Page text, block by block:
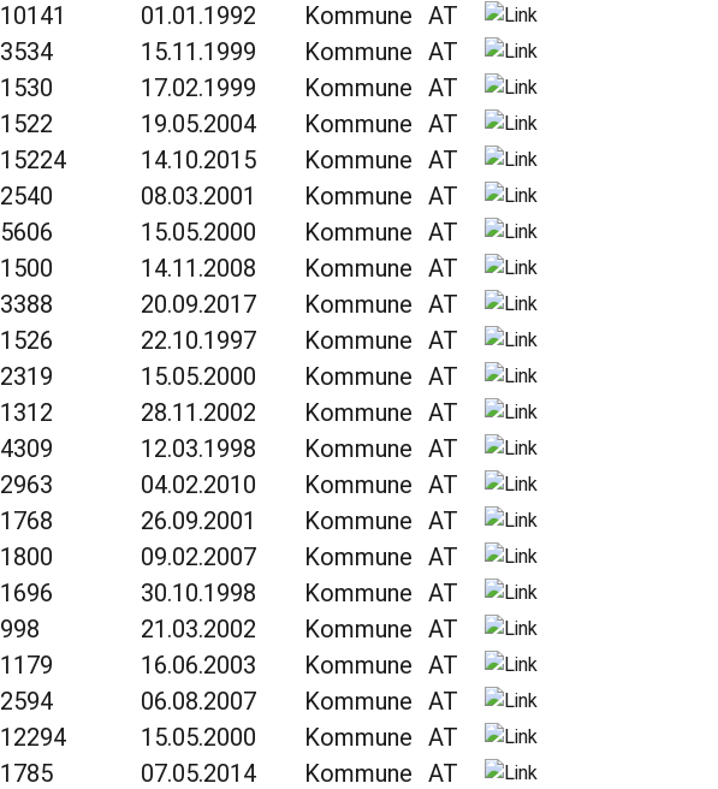
10141 01.01.1992 Kommune AT
3534 15.11.1999 Kommune AT
1530 17.02.1999 Kommune AT
1522 19.05.2004 Kommune AT
15224 14.10.2015 Kommune AT
2540 08.03.2001 Kommune AT
5606 15.05.2000 Kommune AT
1500 14.11.2008 Kommune AT
3388 20.09.2017 Kommune AT
1526 22.10.1997 Kommune AT
2319 15.05.2000 Kommune AT
1312 28.11.2002 Kommune AT
4309 12.03.1998 Kommune AT
2963 04.02.2010 Kommune AT
1768 26.09.2001 Kommune AT
1800 09.02.2007 Kommune AT
1696 30.10.1998 Kommune AT
998 21.03.2002 Kommune AT
1179 16.06.2003 Kommune AT
2594 06.08.2007 Kommune AT
12294 15.05.2000 Kommune AT
1785 07.05.2014 Kommune AT